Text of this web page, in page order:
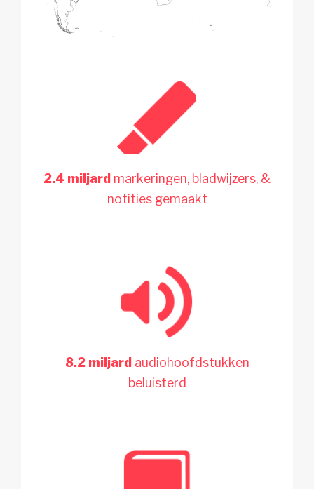
2.4 miljard markeringen, bladwijzers, &
notities gemaakt
8.2 miljard audiohoofdstukken
beluisterd